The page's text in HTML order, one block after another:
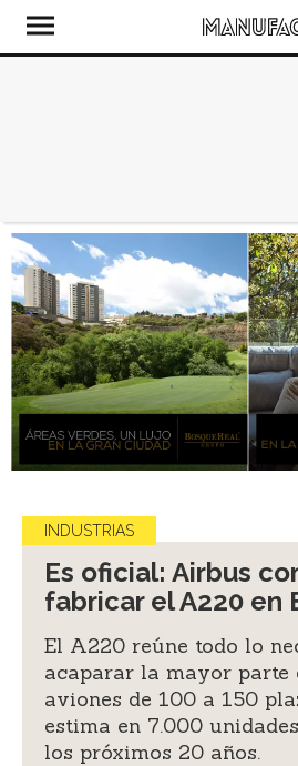
INDUSTRIAS
Es oficial: Airbus
fabricar el A220 en
El A220 reúne todo lo
acaparar la mayor parte
aviones de 100 a 150
estima en 7.000
los próximos 20 años.